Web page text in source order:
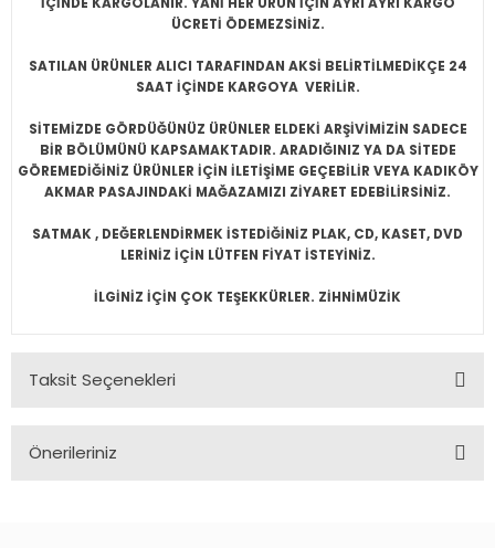
ÜCRETİ ÖDEMEZSİNİZ.
SATILAN ÜRÜNLER ALICI TARAFINDAN AKSİ BELİRTİLMEDİKÇE 24
SAAT İÇİNDE KARGOYA VERİLİR.
SİTEMİZDE GÖRDÜĞÜNÜZ ÜRÜNLER ELDEKİ ARŞİVİMİZİN SADECE
BİR BÖLÜMÜNÜ KAPSAMAKTADIR. ARADIĞINIZ YA DA SİTEDE
GÖREMEDİĞİNİZ ÜRÜNLER İÇİN İLETİŞİME GEÇEBİLİR VEYA KADIKÖY
AKMAR PASAJINDAKİ MAĞAZAMIZI ZİYARET EDEBİLİRSİNİZ.
SATMAK , DEĞERLENDİRMEK İSTEDİĞİNİZ PLAK, CD, KASET, DVD
LERİNİZ İÇİN LÜTFEN FİYAT İSTEYİNİZ.
İLGİNİZ İÇİN ÇOK TEŞEKKÜRLER. ZİHNİMÜZİK
Taksit Seçenekleri
Önerileriniz